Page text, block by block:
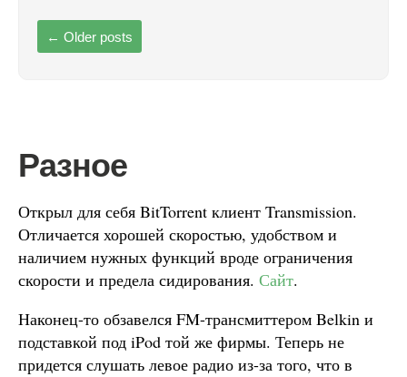
← Older posts
Разное
Открыл для себя BitTorrent клиент Transmission.
Отличается хорошей скоростью, удобством и
наличием нужных функций вроде ограничения
скорости и предела сидирования. Сайт.
Наконец-то обзавелся FM-трансмиттером Belkin и
подставкой под iPod той же фирмы. Теперь не
придется слушать левое радио из-за того, что в